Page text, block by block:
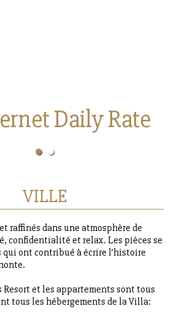
Daily Rate
VILLE
raffinés dans une atmosphère de
confidentialité et relax. Les pièces se
ont contribué à écrire l’histoire
et les appartements sont tous
tous les hébergements de la Villa: